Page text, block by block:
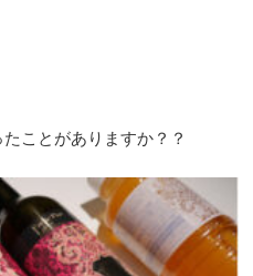
ことがありますか？？